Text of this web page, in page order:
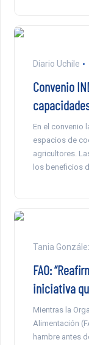
Diario Uchile
Convenio
En el convenio
espacios de
agricultores.
los beneficios
Tania
FAO:
iniciativa
Mientras la
Alimentación
hambre antes